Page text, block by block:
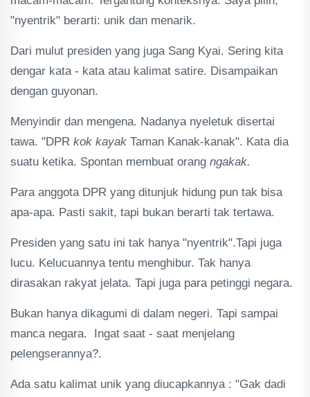
"nyentrik" berarti: unik dan menarik.
Dari mulut presiden yang juga Sang Kyai. Sering kita
dengar kata - kata atau kalimat satire. Disampaikan
dengan guyonan.
Menyindir dan mengena. Nadanya nyeletuk disertai
tawa. "DPR kok kayak Taman Kanak-kanak". Kata dia
suatu ketika. Spontan membuat orang ngakak.
Para anggota DPR yang ditunjuk hidung pun tak bisa
apa-apa. Pasti sakit, tapi bukan berarti tak tertawa.
Presiden yang satu ini tak hanya "nyentrik".Tapi juga
lucu. Kelucuannya tentu menghibur. Tak hanya
dirasakan rakyat jelata. Tapi juga para petinggi negara.
Bukan hanya dikagumi di dalam negeri. Tapi sampai
manca negara. Ingat saat - saat menjelang
pelengserannya?.
Ada satu kalimat unik yang diucapkannya : "Gak dadi